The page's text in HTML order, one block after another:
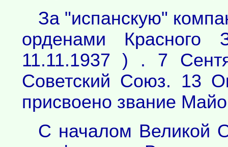
За "испанскую"
орденами
11.11.1937 ) . 7
Советский Союз. 13
присвоено звание
С началом Великой